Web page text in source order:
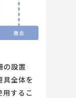
の設置
具全体を
するこ